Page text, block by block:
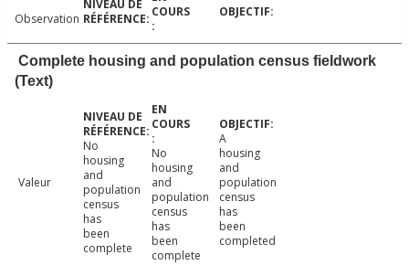
Observation
Complete housing and population census fieldwork
(Text)
Valeur
No
housing
and
population
census
has
been
complete
No
housing
and
population
census
has
been
complete
A
housing
and
population
census
has
been
completed